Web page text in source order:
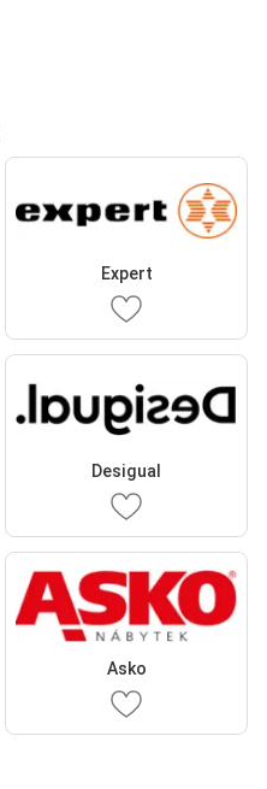
Expert
Desigual
Asko